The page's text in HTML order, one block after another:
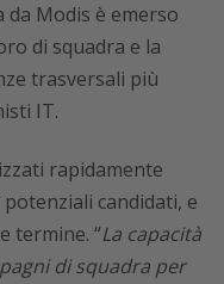
da Modis è emerso
di squadra e la
trasversali più
IT.
rapidamente
candidati, e
termine. “La capacità
di squadra per